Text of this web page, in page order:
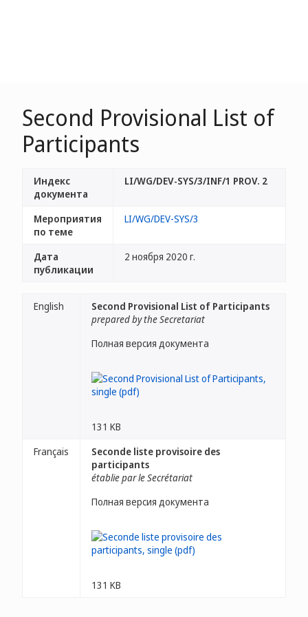
Second Provisional List of
Participants
Индекс
документа
LI/WG/DEV-SYS/3/INF/1 PROV. 2
Мероприятия
по теме
LI/WG/DEV-SYS/3
Дата
публикации
2 ноября 2020 г.
English
Second Provisional List of Participants
prepared by the Secretariat
Полная версия документа
131 KB
Français
Seconde liste provisoire des
participants
établie par le Secrétariat
Полная версия документа
131 KB